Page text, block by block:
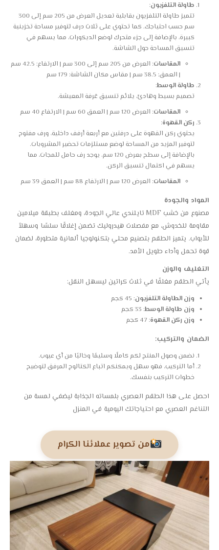
طاولة التلفزيون:
تتميز طاولة التلفزيون بقابلية تعديل العرض من 205 سم إلى 300
سم حسب احتياجك. كما تحتوي على ثلاث درف لتوفير مساحة تخزينية
كبيرة، بالإضافة إلى جزء متحرك لوضع الديكورات، مما يسهم في
تنسيق المساحة حول الشاشة.
المقاسات
: العرض من 205 سم إلى 300 سم | الارتفاع: 42.5 سم
| العمق: 38.5 سم | مقاس مكان الشاشة: 179 سم
طاولة الوسط:
تصميم بسيط وهادئ، يلائم تنسيق غرفة المعيشة.
المقاسات: العرض 120 سم | العمق 60 سم | الارتفاع 40 سم
ركن القهوة:
يحتوي ركن القهوة على درفتين مع أربعة أرفف داخلية، ورف مفتوح
لتوفير المزيد من المساحة لوضع مستلزمات تحضير المشروبات.
بالإضافة إلى سطح بعرض 120 سم، يوجد رف حامل للمجات، مما
يسهم في اكتمال تنسيق الركن.
المقاسات: العرض 120 سم | الارتفاع 88 سم | العمق 39 سم
المواد والجودة
مصنوع من خشب MDF تايلندي عالي الجودة، ومغلف بطبقة ميلامين
مقاومة للخدوش، مع مفصلات هيدروليك تضمن إغلاقًا سلسًا وسهلاً
للأبواب. يتميز الطقم بتصنيع محلي بتكنولوجيا ألمانية متطورة، لضمان
قوة تحمل وأداء طويل الأمد.
التغليف والوزن
يأتي الطقم مغلفًا في ثلاث كراتين ليسهل النقل:
وزن الطاولة التلفزيون: 45 كجم
وزن طاولة الوسط: 33 كجم
وزن ركن القهوة: 47 كجم
الضمان والتركيب:
نضمن وصول المنتج لكم كاملًا وسليمًا وخاليًا من أي عيوب.
أما التركيب، فهو سهل ويمكنكم اتباع الكتالوج المرفق لتوضيح
خطوات التركيب بنفسك.
احصل على هذا الطقم العصري بلمساته الجذابة ليضفي لمسة من
التناغم العصري مع احتياجاتك اليومية في المنزل
من تصوير عملائنا الكرام